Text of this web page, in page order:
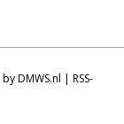
byDMWS.nl | RSS-